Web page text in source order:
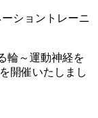
ショントレーニ
輪～運動神経を
開催いたしまし